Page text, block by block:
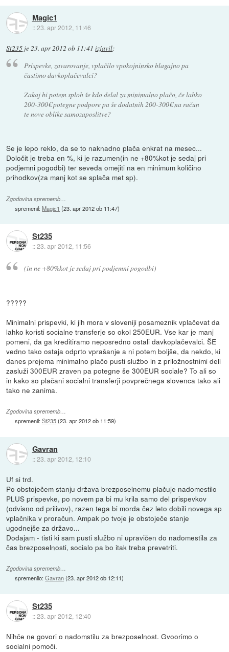
Magic1
::23. apr 2012, 11:46
St235 je23. apr 2012 ob 11:41 izjavil:
Prispevke, zavarovanje, vplačilo vpokojninsko blagajno pa
častimo davkoplačevalci?
Zakaj bi potem sploh še kdo delal za minimalno plačo, če lahko
200-300€ potegne podpore pa še dodatnih 200-300€ na račun
te nove oblike samozaposlitve?
Se je lepo reklo, da se to naknadno plača enkrat na mesec...
Določit je treba en %, ki je razumen(in ne +80%kot je sedaj pri
podjemni pogodbi) ter seveda omejiti na en minimum količino
prihodkov(za manj kot se splača met sp).
Zgodovina sprememb…
spremenil:Magic1 (23. apr 2012 ob 11:47)
St235
::23. apr 2012, 11:56
(in ne +80%kot je sedaj pri podjemni pogodbi)
?????
Minimalni prispevki, ki jih mora v sloveniji posameznik vplačevat da
lahko koristi socialne transferje so okol 250EUR. Vse kar je manj
pomeni, da ga kreditiramo neposredno ostali davkoplačevalci. ŠE
vedno tako ostaja odprto vprašanje a ni potem boljše, da nekdo, ki
danes prejema minimalno plačo pusti službo in z priložnostnimi deli
zasluži 300EUR zraven pa potegne še 300EUR sociale? To ali so
in kako so plačani socialni transferji povprečnega slovenca tako ali
tako ne zanima.
Zgodovina sprememb…
spremenil:St235(23. apr 2012 ob 11:59)
Gavran
::23. apr 2012, 12:10
Uf si trd.
Po obstoječem stanju država brezposelnemu plačuje nadomestilo
PLUS prispevke, po novem pa bi mu krila samo del prispevkov
(odvisno od prilivov), razen tega bi morda čez leto dobili novega sp
vplačnika v proračun. Ampak po tvoje je obstoječe stanje
ugodnejše za državo...
Dodajam - tisti ki sam pusti službo ni upravičen do nadomestila za
čas brezposelnosti, socialo pa bo itak treba prevetriti.
Zgodovina sprememb…
spremenilo:Gavran(23. apr 2012 ob 12:11)
St235
::23. apr 2012, 12:40
Nihče ne govori o nadomstilu za brezposelnost. Gvoorimo o
socialni pomoči.